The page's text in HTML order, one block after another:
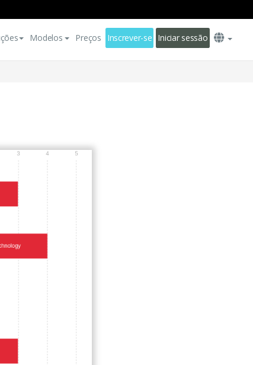
Modelos Preços Inscrever-se Iniciar sessão